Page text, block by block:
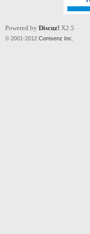
Powered by Discuz! X2.5
© 2001-2012 Comsenz Inc.